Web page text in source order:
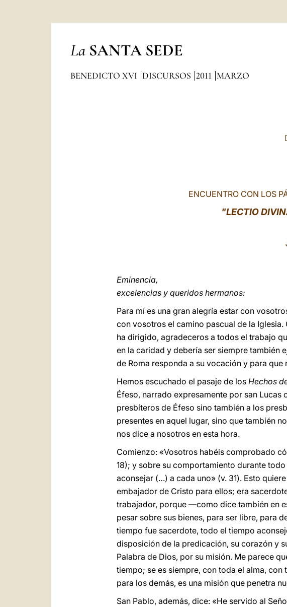
La SANTA SEDE
BENEDICTO XVI DISCURSOS 2011 MARZO
ENCUENTRO CON LOS
"LECTIO
Eminencia,
excelencias y queridos hermanos:
Para mí es una gran alegría estar con
con vosotros el camino pascual de la
ha dirigido, agradeceros a todos el trabajo
en la caridad y debería ser siempre también
de Roma responda a su vocación y para
Hemos escuchado el pasaje de los Hechos
Éfeso, narrado expresamente por san
presbíteros de Éfeso sino también a los
presentes en aquel lugar, sino que también
nos dice a nosotros en esta hora.
Comienzo: «Vosotros habéis comprobado
18); y sobre su comportamiento durante
aconsejar (…) a cada uno» (v. 31). Esto
embajador de Cristo para ellos; era
trabajador, porque —como dice también en
pesar sobre sus bienes, para ser libre, para
tiempo fue sacerdote, todo el tiempo
disposición de la predicación, su corazón y
Palabra de Dios, por su misión. Me parece
tiempo; se es siempre, con toda el alma,
para los demás, es una misión que penetra
San Pablo, además, dice: «He servido al